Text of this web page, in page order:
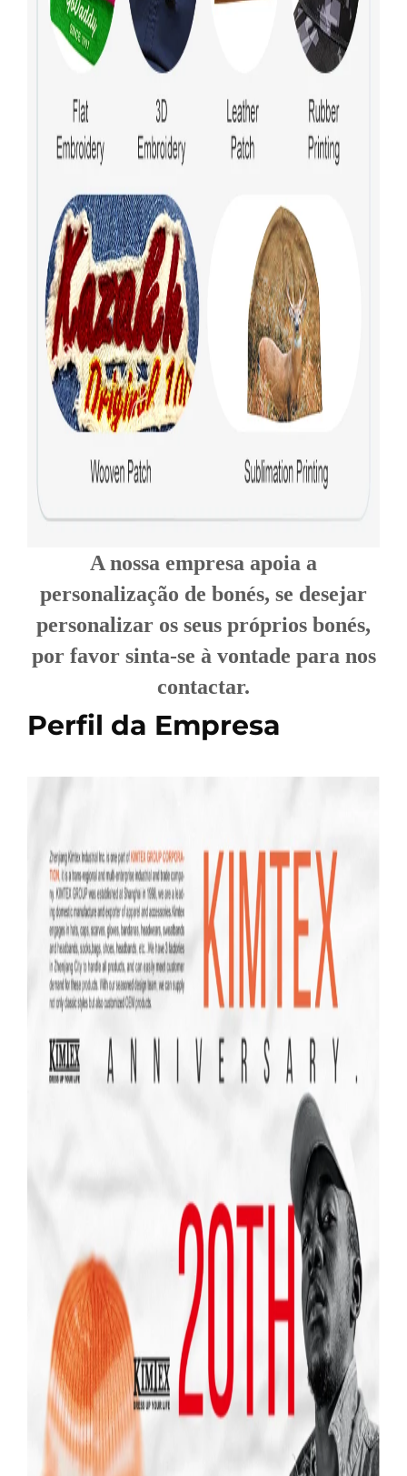
A nossa empresa apoia a
personalização de bonés, se desejar
personalizar os seus próprios bonés,
por favor sinta-se à vontade para nos
contactar.
Perfil da Empresa